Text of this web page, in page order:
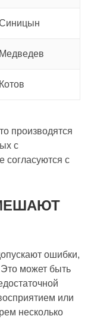
Медведев
Котов
производятся
с
согласуются с
ошибки,
может быть
или
несколько